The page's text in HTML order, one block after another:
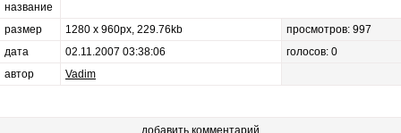
название
размер
1280 x 960px, 229.76kb
просмотров: 997
дата
02.11.2007 03:38:06
голосов: 0
автор
Vadim
добавить комментарий